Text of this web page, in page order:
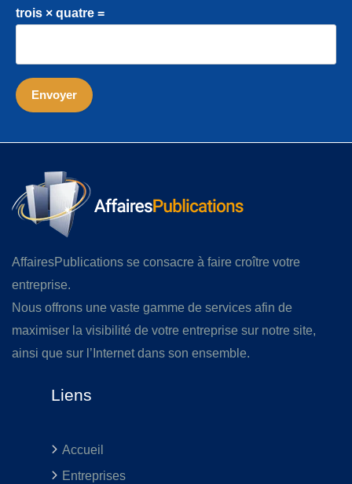
trois × quatre =
AffairesPublications se consacre à faire croître votre
entreprise.
Nous offrons une vaste gamme de services afin de
maximiser la visibilité de votre entreprise sur notre site,
ainsi que sur l’Internet dans son ensemble.
Liens
Accueil
Entreprises